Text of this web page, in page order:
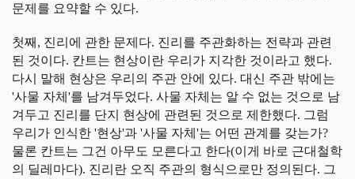
문제를 요약할 수 있다.
첫째, 진리에 관한 문제다. 진리를 주관화하는 전략과 관련
된 것이다. 칸트는 현상이란 우리가 지각한 것이라고 했다.
다시 말해 현상은 우리의 주관 안에 있다. 대신 주관 밖에는
'사물 자체'를 남겨두었다. 사물 자체는 알 수 없는 것으로 남
겨두고 진리를 단지 현상에 관련된 것으로 제한했다. 그럼
우리가 인식한 '현상'과 '사물 자체'는 어떤 관계를 갖는가?
물론 칸트는 그건 아무도 모른다고 한다(이게 바로 근대철학
의 딜레마다). 진리란 오직 주관의 형식으로만 정의된다. 그